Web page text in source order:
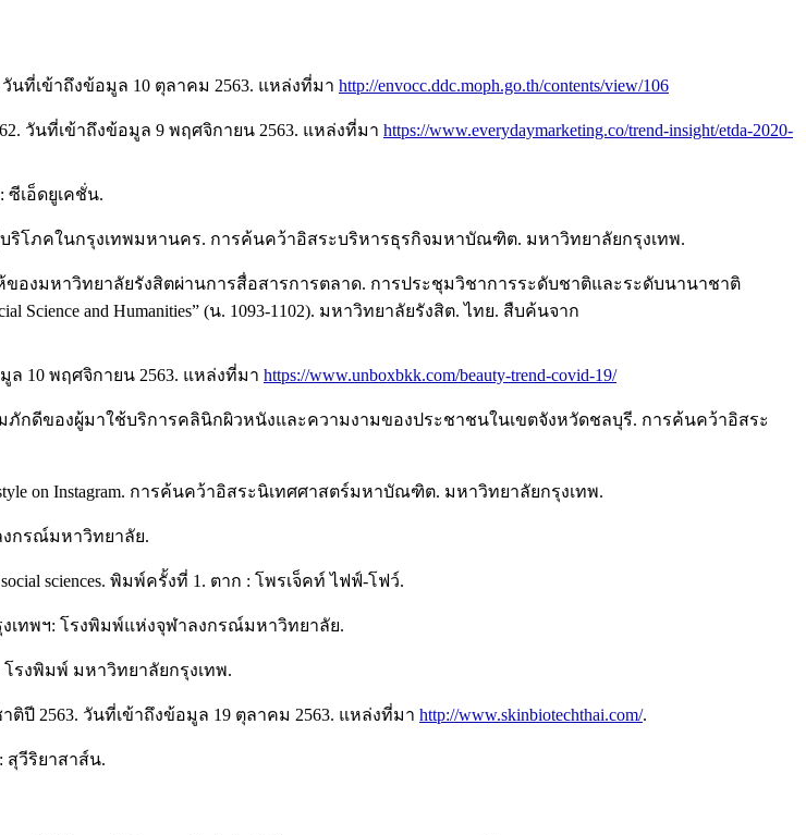
ที่เข้าถึงข้อมูล 10 ตุลาคม 2563. แหล่งที่มา http://envocc.ddc.moph.go.th/contents/view/106
วันที่เข้าถึงข้อมูล 9 พฤศจิกายน 2563. แหล่งที่มา https://www.everydaymarketing.co/trend-insight/etda-2020-
ซีเอ็ดยูเคชั่น.
โภคในกรุงเทพมหานคร. การค้นคว้าอิสระบริหารธุรกิจมหาบัณฑิต. มหาวิทยาลัยกรุงเทพ.
งมหาวิทยาลัยรังสิตผ่านการสื่อสารการตลาด. การประชุมวิชาการระดับชาติและระดับนานาชาติ
Science and Humanities” (น. 1093-1102). มหาวิทยาลัยรังสิต. ไทย. สืบค้นจาก
ล 10 พฤศจิกายน 2563. แหล่งที่มา https://www.unboxbkk.com/beauty-trend-covid-19/
กดีของผู้มาใช้บริการคลินิกผิวหนังและความงามของประชาชนในเขตจังหวัดชลบุรี. การค้นคว้าอิสระ
on Instagram. การค้นคว้าอิสระนิเทศศาสตร์มหาบัณฑิต. มหาวิทยาลัยกรุงเทพ.
งกรณ์มหาวิทยาลัย.
sciences. พิมพ์ครั้งที่ 1. ตาก : โพรเจ็คท์ ไฟฟ์-โฟว์.
เทพฯ: โรงพิมพ์แห่งจุฬาลงกรณ์มหาวิทยาลัย.
รงพิมพ์ มหาวิทยาลัยกรุงเทพ.
ปี 2563. วันที่เข้าถึงข้อมูล 19 ตุลาคม 2563. แหล่งที่มา http://www.skinbiotechthai.com/.
สุวีริยาสาส์น.